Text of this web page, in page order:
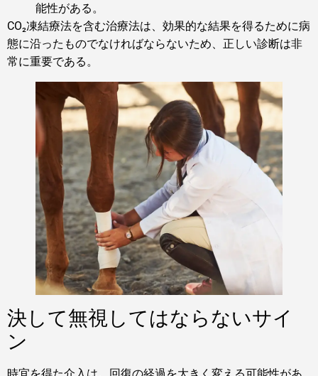
能性がある。
CO₂凍結療法を含む治療法は、効果的な結果を得るために病
態に沿ったものでなければならないため、正しい診断は非
常に重要である。
決して無視してはならないサイ
ン
時宜を得た介入は、回復の経過を大きく変える可能性があ